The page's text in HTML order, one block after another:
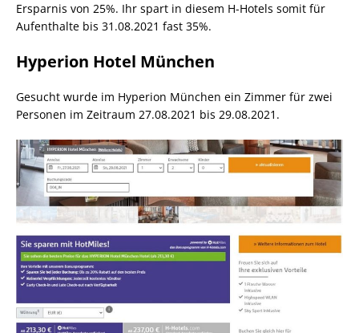
Ersparnis von 25%. Ihr spart in diesem H-Hotels somit für
Aufenthalte bis 31.08.2021 fast 35%.
Hyperion Hotel München
Gesucht wurde im Hyperion München ein Zimmer für zwei
Personen im Zeitraum 27.08.2021 bis 29.08.2021.